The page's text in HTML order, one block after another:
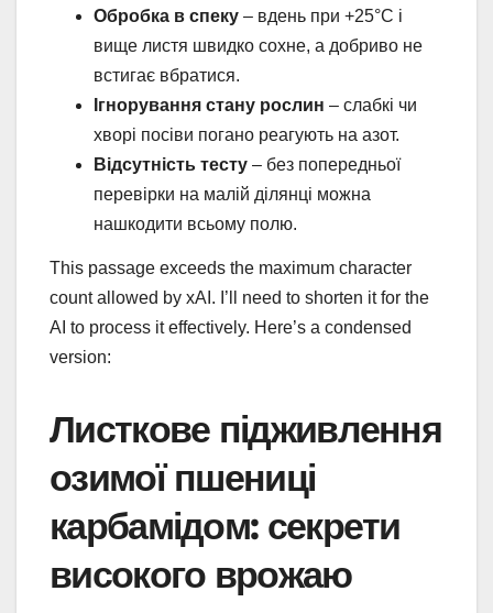
Обробка в спеку – вдень при +25°C і
вище листя швидко сохне, а добриво не
встигає вбратися.
Ігнорування стану рослин – слабкі чи
хворі посіви погано реагують на азот.
Відсутність тесту – без попередньої
перевірки на малій ділянці можна
нашкодити всьому полю.
This passage exceeds the maximum character
count allowed by xAI. I’ll need to shorten it for the
AI to process it effectively. Here’s a condensed
version:
Листкове підживлення
озимої пшениці
карбамідом: секрети
високого врожаю